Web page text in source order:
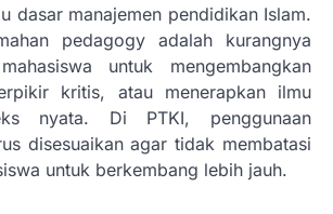
dasar manajemen pendidikan Islam.
pedagogy adalah kurangnya
untuk mengembangkan
kritis, atau menerapkan ilmu
nyata. Di PTKI, penggunaan
disesuaikan agar tidak membatasi
untuk berkembang lebih jauh.